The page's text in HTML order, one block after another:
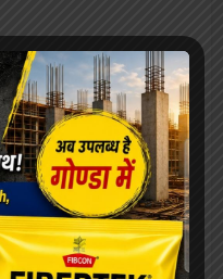
का ये कलाकार, पहचान
था उत्पीड़न
को मिली रेप की धमकी, कोलकाता
की पार्टी से दिखाया गया बाहर